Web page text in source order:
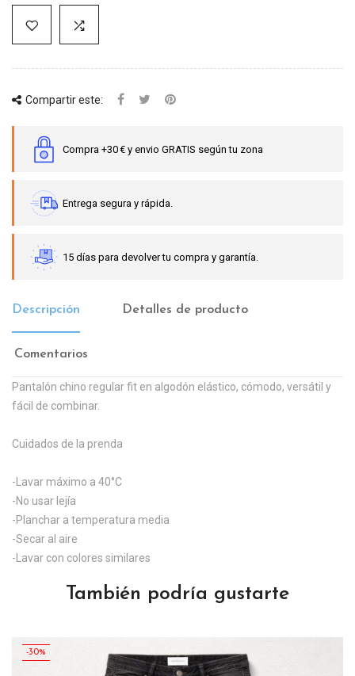
Compartir este:
Compra +30 € y envio GRATIS según tu zona
Entrega segura y rápida.
15 días para devolver tu compra y garantía.
Descripción Detalles de producto
Comentarios
Pantalón chino regular fit en algodón elástico, cómodo, versátil y
fácil de combinar.
Cuidados de la prenda
-Lavar máximo a 40°C
-No usar lejía
-Planchar a temperatura media
-Secar al aire
-Lavar con colores similares
También podría gustarte
-30%